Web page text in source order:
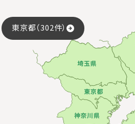
東京都（302件）